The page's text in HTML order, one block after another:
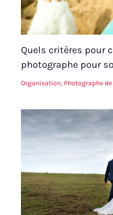
Quels critères pour
photographe pour
Organisation, Photographe